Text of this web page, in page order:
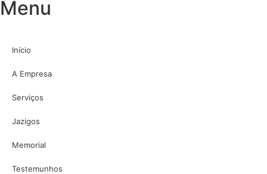
Menu
Início
A Empresa
Serviços
Jazigos
Memorial
Testemunhos